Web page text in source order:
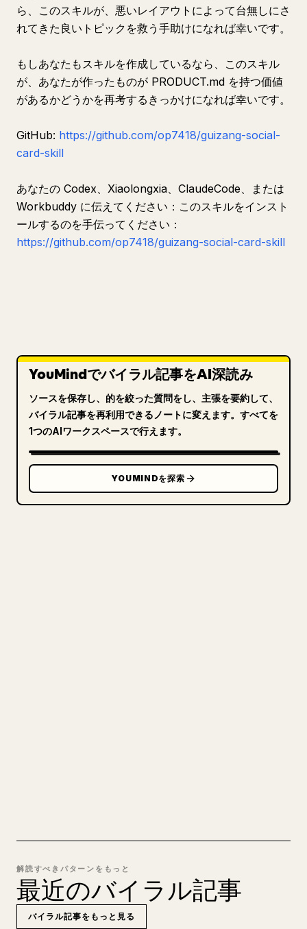
ら、このスキルが、悪いレイアウトによって台無しにさ
れてきた良いトピックを救う手助けになれば幸いです。
もしあなたもスキルを作成しているなら、このスキル
が、あなたが作ったものが PRODUCT.md を持つ価値
があるかどうかを再考するきっかけになれば幸いです。
GitHub: https://github.com/op7418/guizang-social-
card-skill
あなたの Codex、Xiaolongxia、ClaudeCode、または
Workbuddy に伝えてください：このスキルをインスト
ールするのを手伝ってください：
https://github.com/op7418/guizang-social-card-skill
YouMindでバイラル記事をAI深読み
ソースを保存し、的を絞った質問をし、主張を要約して、
バイラル記事を再利用できるノートに変えます。すべてを
1つのAIワークスペースで行えます。
YOUMINDを探索
解読すべきパターンをもっと
最近のバイラル記事
バイラル記事をもっと見る